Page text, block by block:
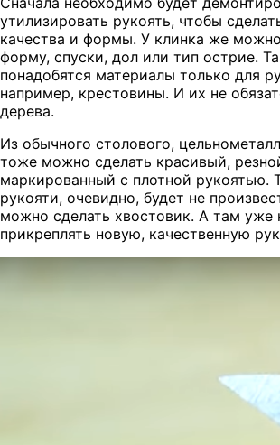
утилизировать рукоять, чтобы
качества и формы. У клинка же
форму, спуски, дол или тип острие.
понадобятся материалы только для
например, крестовины. И их не
дерева.
Из обычного столового,
тоже можно сделать красивый,
маркированный с плотной рукоятью.
рукояти, очевидно, будет не
можно сделать хвостовик. А там уже
прикреплять новую, качественную